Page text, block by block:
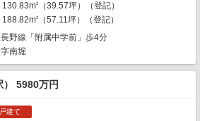
130.83m2 （39.57坪）（登記）
188.82m2
（57.11坪）（登記）
野線「附属中学前」歩4分
南堀
） 5980万円
建て